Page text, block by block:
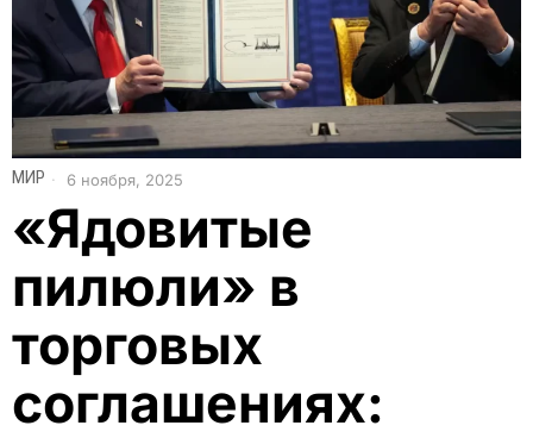
МИР 6 ноября, 2025
«Ядовитые
пилюли» в
торговых
соглашениях: